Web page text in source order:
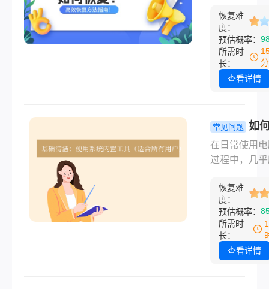
南！
操作而懊悔
在数字化时
们的工作生
越多地依赖
文件和数据
心，文件误
不等于永久
只要采取正
法，大多数
都有可能恢
文件。那么
件误删除如
呢？本文将
绍2025年最
最新的文件
恢复难
度：
预估概率：
所需时
长：
查看详情
常见问题 如
电脑c盘内
种高效清理
在日常使用
过程中，几
个共同的烦
统C盘飘红
间告急。这
导致系统运
顿、程序响
恢复难
度：
预估概率：
所需时
长：
查看详情